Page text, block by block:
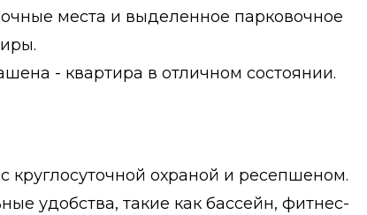
места и выделенное парковочное
- квартира в отличном состоянии.
круглосуточной охраной и ресепшеном.
удобства, такие как бассейн, фитнес-